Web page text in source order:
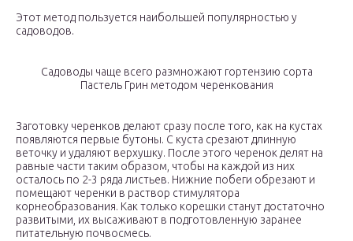
Этот метод пользуется наибольшей популярностью у
садоводов.
Садоводы чаще всего размножают гортензию сорта
Пастель Грин методом черенкования
Заготовку черенков делают сразу после того, как на кустах
появляются первые бутоны. С куста срезают длинную
веточку и удаляют верхушку. После этого черенок делят на
равные части таким образом, чтобы на каждой из них
осталось по 2-3 ряда листьев. Нижние побеги обрезают и
помещают черенки в раствор стимулятора
корнеобразования. Как только корешки станут достаточно
развитыми, их высаживают в подготовленную заранее
питательную почвосмесь.